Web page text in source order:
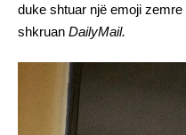
duke shtuar një emoji
shkruan DailyMail.